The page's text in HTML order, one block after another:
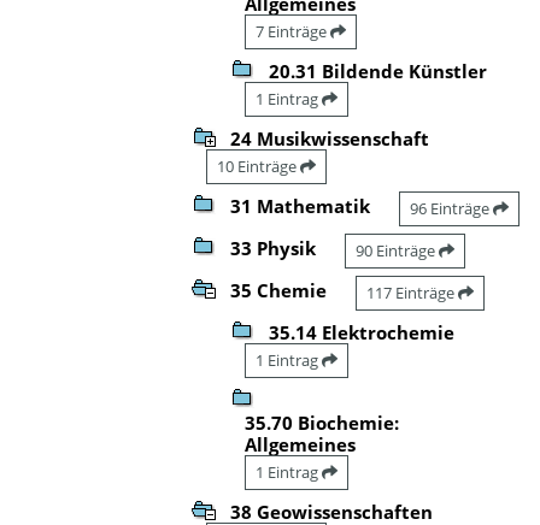
7 Einträge
20.31 Bildende Künstler
1 Eintrag
24 Musikwissenschaft
10 Einträge
31 Mathematik 96 Einträge
33 Physik 90 Einträge
35 Chemie 117 Einträge
35.14 Elektrochemie
1 Eintrag
35.70 Biochemie:
Allgemeines
1 Eintrag
38 Geowissenschaften